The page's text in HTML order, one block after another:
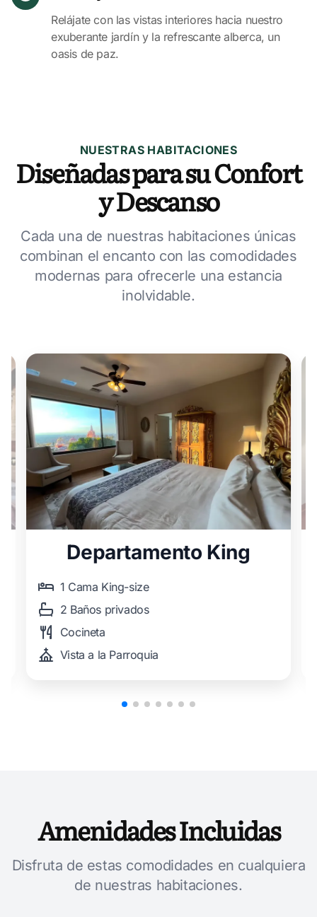
Relájate con las vistas interiores hacia nuestro
exuberante jardín y la refrescante alberca, un
oasis de paz.
NUESTRAS HABITACIONES
Diseñadas para su Confort
y Descanso
Cada una de nuestras habitaciones únicas
combinan el encanto con las comodidades
modernas para ofrecerle una estancia
inolvidable.
Departamento King
1 Cama King-size
2 Baños privados
Cocineta
Vista a la Parroquia
Amenidades Incluidas
Disfruta de estas comodidades en cualquiera
de nuestras habitaciones.